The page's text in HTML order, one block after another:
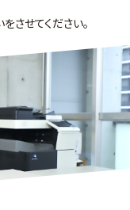
させてください。